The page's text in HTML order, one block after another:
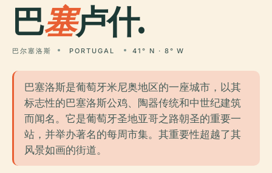
巴塞卢什.
巴尔塞洛斯 PORTUGAL 41° N · 8° W
巴塞洛斯是葡萄牙米尼奥地区的一座城市，以其
标志性的巴塞洛斯公鸡、陶器传统和中世纪建筑
而闻名。它是葡萄牙圣地亚哥之路朝圣的重要一
站，并举办著名的每周市集。其重要性超越了其
风景如画的街道。